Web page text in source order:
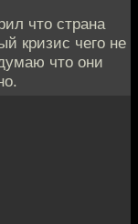
что страна
кризис чего не
что они